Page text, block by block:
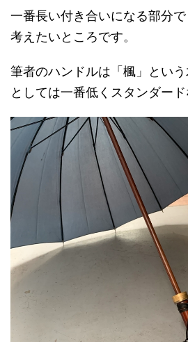
一番長い付き合いになる部分
考えたいところです。
筆者のハンドルは「楓」とい
としては一番低くスタンダード